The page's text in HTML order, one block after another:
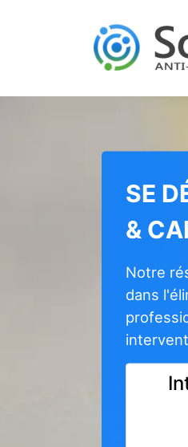
SE
&
Notre
dans